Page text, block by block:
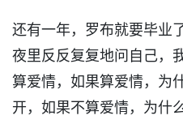
还有一年，罗布就要毕业
夜里反反复复地问自己，
算爱情，如果算爱情，为
开，如果不算爱情，为什